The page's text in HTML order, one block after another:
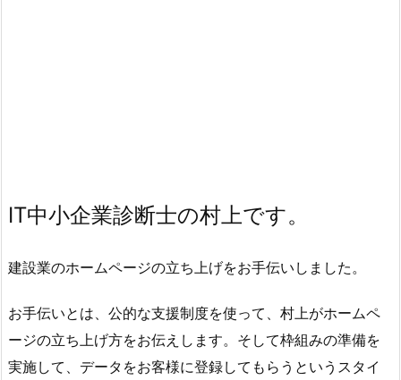
IT中小企業診断士の村上です。
建設業のホームページの立ち上げをお手伝いしました。
お手伝いとは、公的な支援制度を使って、村上がホームペ
ージの立ち上げ方をお伝えします。そして枠組みの準備を
実施して、データをお客様に登録してもらうというスタイ